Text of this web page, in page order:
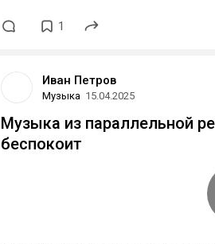
1
Иван Петров
Музыка 15.04.2025
Музыка из параллельной
беспокоит